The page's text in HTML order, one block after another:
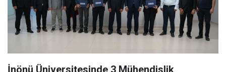
İnönü Üniversitesinde 3 Mühendislik